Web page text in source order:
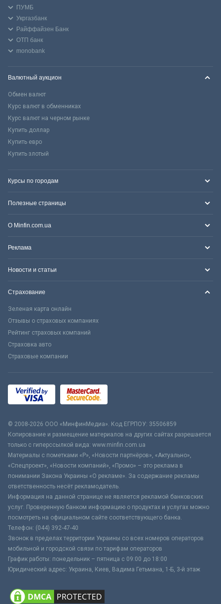
ПУМБ
Укргазбанк
Райффайзен Банк
ОТП банк
monobank
Валютный аукцион
Обмен валют
Курс валют в обменниках
Курс валют на черном рынке
Купить доллар
Купить евро
Купить злотый
Курсы по городам
Полезные страницы
О Minfin.com.ua
Реклама
Новости и статьи
Страхование
Зеленая карта онлайн
Отзывы о страховых компаниях
Рейтинг страховых компаний
Страховка авто
Страховые компании
© 2008-2026 ООО «МинфинМедиа». Код ЕГРПОУ: 35506859
Копирование и размещение материалов на других сайтах разрешается
только с гиперссылкой вида: www.minfin.com.ua
Материалы с пометками «Р», «Новости партнёров», «Актуально»,
«Спецпроект», «Новости компаний», «Промо» – это реклама в
понимании Закона Украины «О рекламе». За содержание рекламы
ответственность несёт рекламодатель.
Информация на данной странице не является рекламой банковских
услуг. Проверенную банком информацию о продуктах и услугах можно
посмотреть на официальном сайте соответствующего банка.
Телефон: (044) 392-47-40
Звонок в пределах территории Украины со всех номеров операторов
мобильной и городской связи по тарифам операторов
График работы: понедельник – пятница с 09:00 до 18:00
Юридический адрес: Украина, Киев, Вадима Гетьмана, 1-Б, 3-й этаж